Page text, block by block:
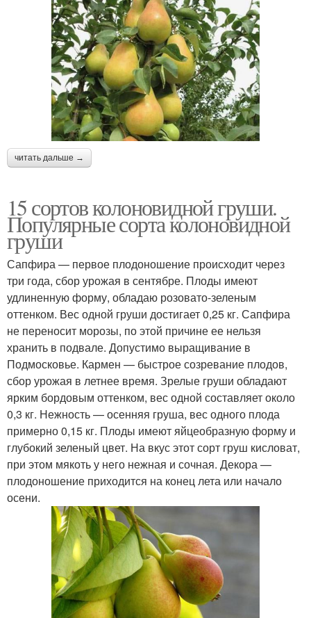
читать дальше →
15 сортов колоновидной груши.
Популярные сорта колоновидной
груши
Сапфира — первое плодоношение происходит через
три года, сбор урожая в сентябре. Плоды имеют
удлиненную форму, обладаю розовато-зеленым
оттенком. Вес одной груши достигает 0,25 кг. Сапфира
не переносит морозы, по этой причине ее нельзя
хранить в подвале. Допустимо выращивание в
Подмосковье. Кармен — быстрое созревание плодов,
сбор урожая в летнее время. Зрелые груши обладают
ярким бордовым оттенком, вес одной составляет около
0,3 кг. Нежность — осенняя груша, вес одного плода
примерно 0,15 кг. Плоды имеют яйцеобразную форму и
глубокий зеленый цвет. На вкус этот сорт груш кисловат,
при этом мякоть у него нежная и сочная. Декора —
плодоношение приходится на конец лета или начало
осени.